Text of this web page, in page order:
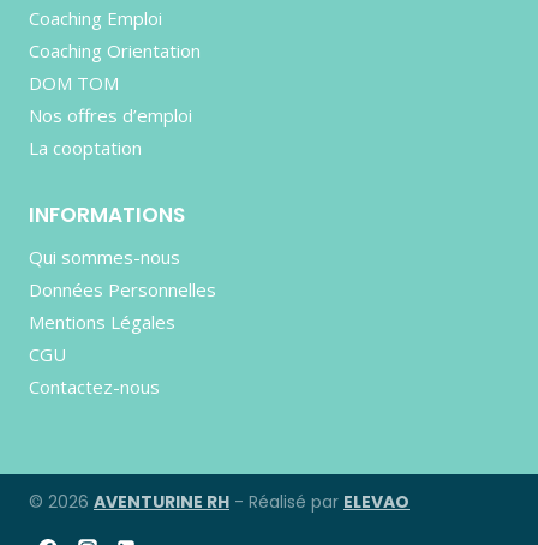
Coaching Emploi
Coaching Orientation
DOM TOM
Nos offres d’emploi
La cooptation
INFORMATIONS
Qui sommes-nous
Données Personnelles
Mentions Légales
CGU
Contactez-nous
© 2026 AVENTURINE RH - Réalisé par ELEVAO